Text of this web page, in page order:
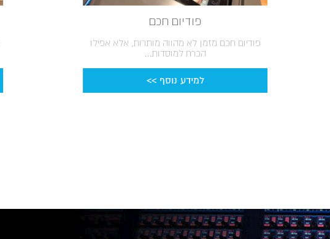
פודיום חכם
פודיום חכם מזמן לא מהווה מותרות, אלא אפילו
הכרח למוסדות...
למידע נוסף >>